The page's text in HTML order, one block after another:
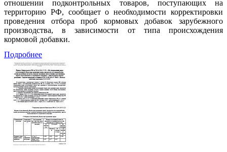
отношении подконтрольных товаров, поступающих на
территорию РФ, сообщает о необходимости корректировки
проведения отбора проб кормовых добавок зарубежного
производства, в зависимости от типа происхождения
кормовой добавки.
Подробнее